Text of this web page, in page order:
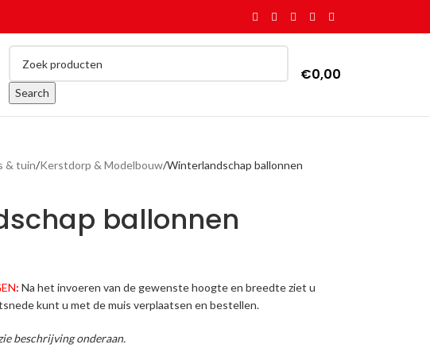
Search
€0,00
& tuin Kerstdorp & Modelbouw Winterlandschap ballonnen
ballonnen
: Na het invoeren van de gewenste hoogte en breedte ziet u
kunt u met de muis verplaatsen en bestellen.
beschrijving onderaan.